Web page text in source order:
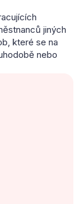
jiných
které se na
nebo